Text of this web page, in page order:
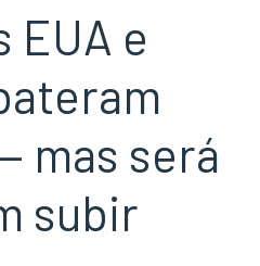
EUA e
mas será
subir